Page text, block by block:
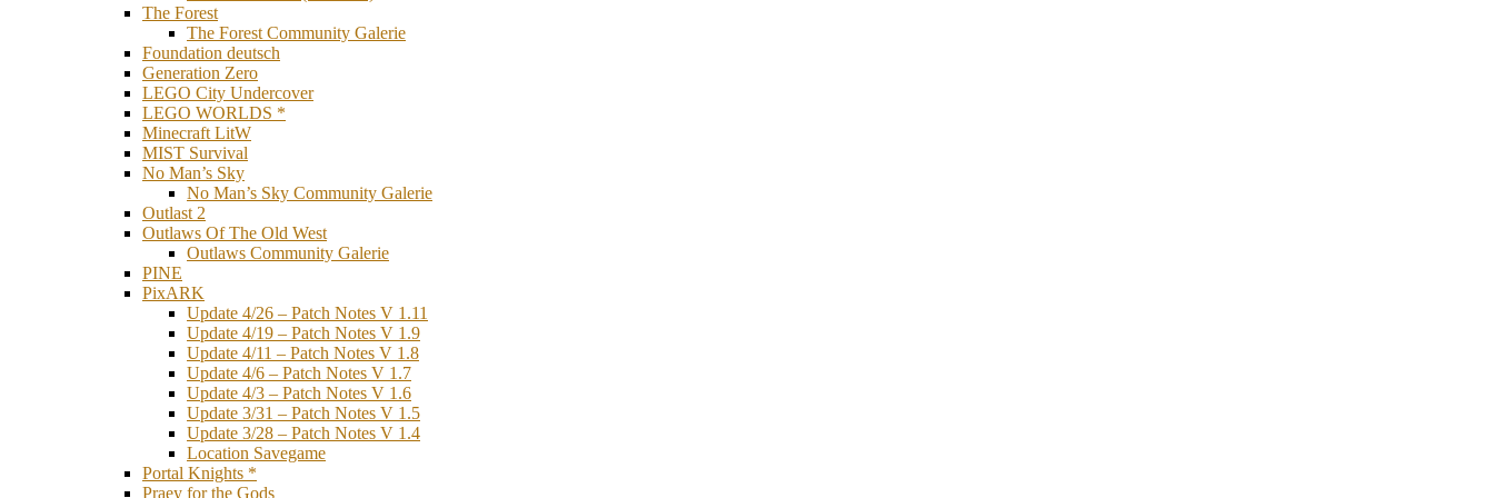
The Forest
The Forest Community Galerie
Foundation deutsch
Generation Zero
LEGO City Undercover
LEGO WORLDS *
Minecraft LitW
MIST Survival
No Man’s Sky
No Man’s Sky Community Galerie
Outlast 2
Outlaws Of The Old West
Outlaws Community Galerie
PINE
PixARK
Update 4/26 – Patch Notes V 1.11
Update 4/19 – Patch Notes V 1.9
Update 4/11 – Patch Notes V 1.8
Update 4/6 – Patch Notes V 1.7
Update 4/3 – Patch Notes V 1.6
Update 3/31 – Patch Notes V 1.5
Update 3/28 – Patch Notes V 1.4
Location Savegame
Portal Knights *
Praey for the Gods